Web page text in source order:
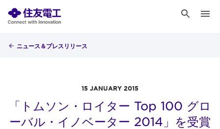
ニュース＆プレスリリース
15 JANUARY 2015
「トムソン・ロイター Top 100 グロ
ーバル・イノベーター 2014」を受賞